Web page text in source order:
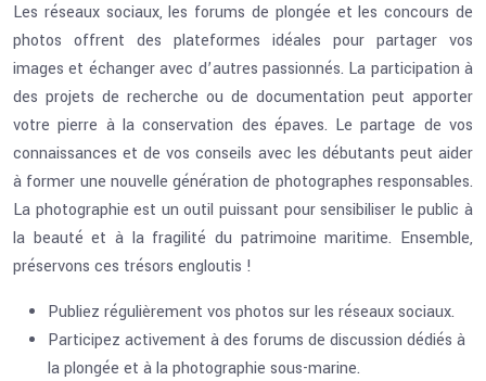
Les réseaux sociaux, les forums de plongée et les concours de
photos offrent des plateformes idéales pour partager vos
images et échanger avec d’autres passionnés. La participation à
des projets de recherche ou de documentation peut apporter
votre pierre à la conservation des épaves. Le partage de vos
connaissances et de vos conseils avec les débutants peut aider
à former une nouvelle génération de photographes responsables.
La photographie est un outil puissant pour sensibiliser le public à
la beauté et à la fragilité du patrimoine maritime. Ensemble,
préservons ces trésors engloutis !
Publiez régulièrement vos photos sur les réseaux sociaux.
Participez activement à des forums de discussion dédiés à
la plongée et à la photographie sous-marine.